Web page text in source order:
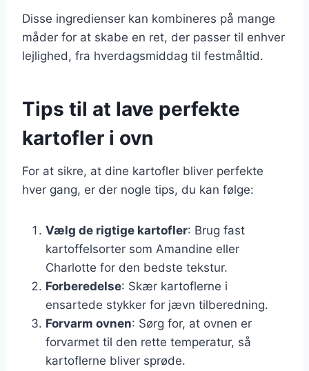
Disse ingredienser kan kombineres på mange
måder for at skabe en ret, der passer til enhver
lejlighed, fra hverdagsmiddag til festmåltid.
Tips til at lave perfekte
kartofler i ovn
For at sikre, at dine kartofler bliver perfekte
hver gang, er der nogle tips, du kan følge:
Vælg de rigtige kartofler: Brug fast
kartoffelsorter som Amandine eller
Charlotte for den bedste tekstur.
Forberedelse: Skær kartoflerne i
ensartede stykker for jævn tilberedning.
Forvarm ovnen: Sørg for, at ovnen er
forvarmet til den rette temperatur, så
kartoflerne bliver sprøde.